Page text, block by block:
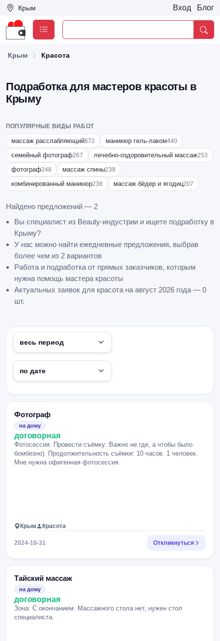
Крым Вход Блог
Крым Красота
Подработка для мастеров красоты в
Крыму
ПОПУЛЯРНЫЕ ВИДЫ РАБОТ
массаж расслабляющий872 маникюр гель-лаком440
семейный фотограф267 лечебно-оздоровительный массаж253
фотограф248 массаж спины239
комбинированный маникюр238 массаж бёдер и ягодиц207
Найдено предложений — 2
Вы специалист из Beauty-индустрии и ищете подработку в
Крыму?
У нас можно найти ежедневные предложения, выбрав
более чем из 2 вариантов
Работа и подработка от прямых заказчиков, которым
нужна помощь мастера красоты
Актуальных заявок для красота на август 2026 года — 0
шт.
Фотограф
на дому
договорная
Фотосессия. Провести съёмку: Важно не где, а чтобы было
бомбезно). Продолжительность съёмки: 10 часов. 1 человек.
Мне нужна офигенная фотосессия.
Крым Красота
2024-10-31 Откликнуться
Тайский массаж
на дому
договорная
Зона: С окончанием. Массажного стола нет, нужен стол
специалиста.